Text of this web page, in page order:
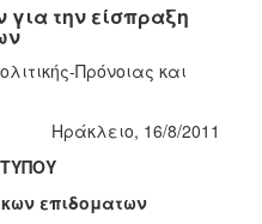
την είσπραξη
Πρόνοιας και
Ηράκλειο, 16/8/2011
επιδοματων